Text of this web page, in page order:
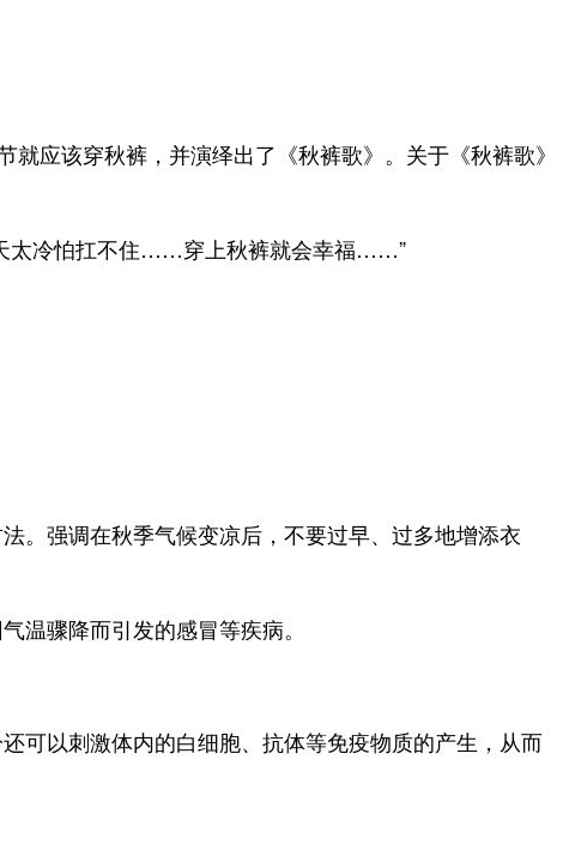
应该穿秋裤，并演绎出了《秋裤歌》。关于《秋裤歌》
天太冷怕扛不住……穿上秋裤就会幸福……”
。强调在秋季气候变凉后，不要过早、过多地增添衣
温骤降而引发的感冒等疾病。
可以刺激体内的白细胞、抗体等免疫物质的产生，从而